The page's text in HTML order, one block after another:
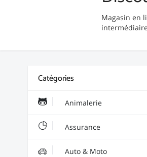
Magasin en
Catégories
Animalerie
Assurance
Auto & Moto